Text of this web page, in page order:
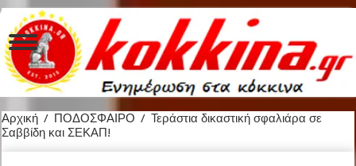
Αρχική / ΠΟΔΟΣΦΑΙΡΟ / Τεράστια δικαστική σφαλιάρα σε
Σαββίδη και ΣΕΚΑΠ!